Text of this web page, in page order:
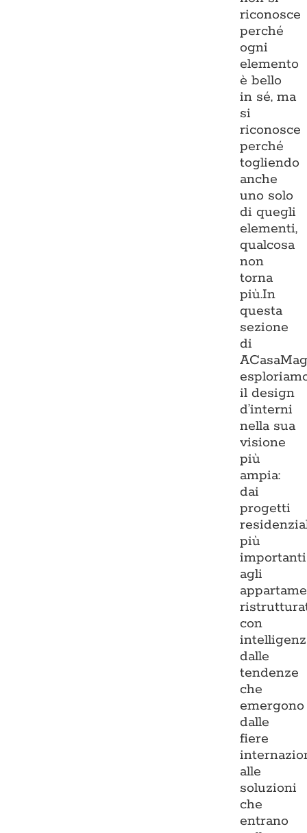
riconosce
perché
ogni
elemento
è bello
in sé, ma
si
riconosce
perché
togliendo
anche
uno solo
di quegli
elementi,
qualcosa
non
torna
più.In
questa
sezione
di
il design
d’interni
nella sua
visione
più
ampia:
dai
progetti
più
importanti
agli
con
dalle
tendenze
che
emergono
dalle
fiere
alle
soluzioni
che
entrano